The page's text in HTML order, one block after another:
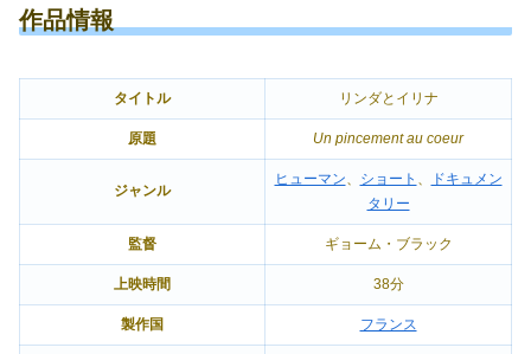
作品情報
タイトル リンダとイリナ
原題 Un pincement au coeur
ジャンル
ヒューマン、 ショート 、
ドキュメン
タリー
監督 ギョーム・ブラック
上映時間 38分
製作国 フランス